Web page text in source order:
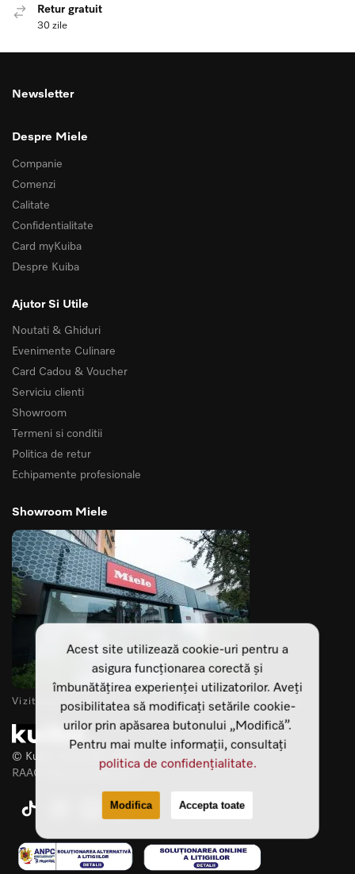
Retur gratuit
30 zile
Newsletter
Despre Miele
Companie
Comenzi
Calitate
Confidentialitate
Card myKuiba
Despre Kuiba
Ajutor Si Utile
Noutati & Ghiduri
Evenimente Culinare
Card Cadou & Voucher
Serviciu clienti
Showroom
Termeni si conditii
Politica de retur
Echipamente profesionale
Showroom Miele
Vizitează-ne showroomurile din Cluj Napoca si Sibiu
© Kuiba Living SRL 2025
RAAO Web development
Acest site utilizează cookie-uri pentru a
asigura funcționarea corectă și
îmbunătățirea experienței utilizatorilor. Aveți
posibilitatea să modificați setările cookie-
urilor prin apăsarea butonului „Modifică”.
Pentru mai multe informații, consultați
politica de confidențialitate.
Modifica Accepta toate